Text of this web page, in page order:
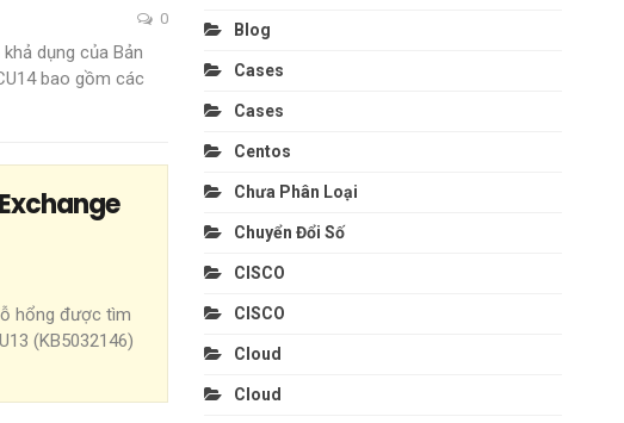
0
dụng của Bản
bao gồm các
hổng được tìm
(KB5032146)
Blog
Cases
Cases
Centos
Chưa Phân Loại
Chuyển Đổi Số
CISCO
CISCO
Cloud
Cloud